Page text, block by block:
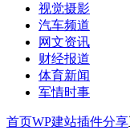
视觉摄影
汽车频道
网文资讯
财经报道
体育新闻
军情时事
首页WP建站插件分享